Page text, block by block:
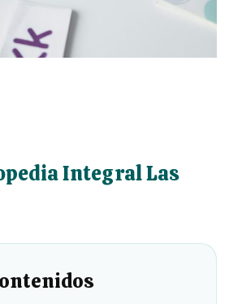
Integral Las